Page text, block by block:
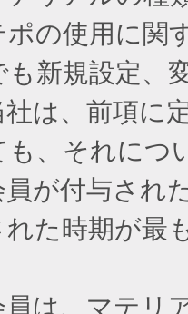
ポの使用に関
も新規設定、
は、前項に
も、それにつ
が付与され
れた時期が最
は、マテリ